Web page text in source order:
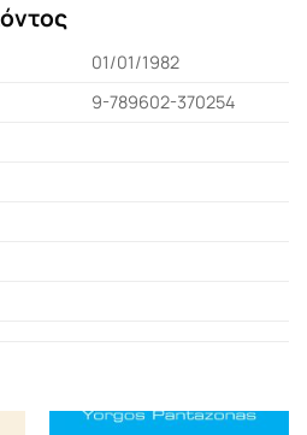
01/01/1982
9-789602-370254